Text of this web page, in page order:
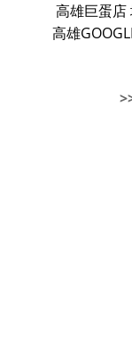
高雄巨蛋店
高雄